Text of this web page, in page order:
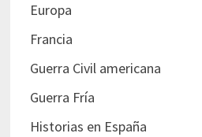
Europa
Francia
Guerra Civil americana
Guerra Fría
Historias en España